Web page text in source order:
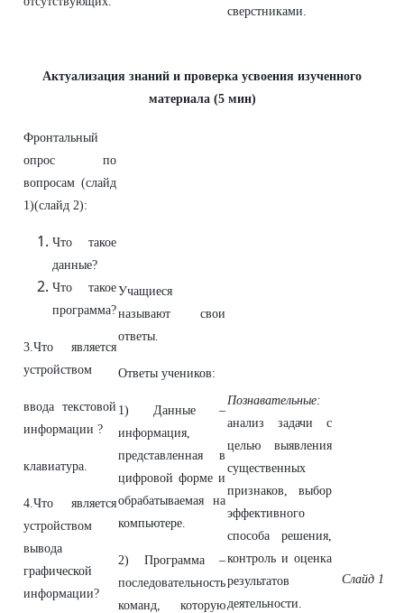
сверстниками.
Актуализация знаний и проверка усвоения изученного
материала (5 мин)
Фронтальный
опрос по
вопросам (слайд
1)(слайд 2):
Что такое
данные?
Что такое
программа?
3.Что является
устройством
ввода текстовой
информации ?
клавиатура.
4.Что является
устройством
вывода
графической
информации?
Учащиеся
называют свои
ответы.
Ответы учеников:
1) Данные –
информация,
представленная в
цифровой форме и
обрабатываемая на
компьютере.
2) Программа –
последовательность
команд, которую
Познавательные:
анализ задачи с
целью выявления
существенных
признаков, выбор
эффективного
способа решения,
контроль и оценка
результатов
деятельности.
Слайд 1